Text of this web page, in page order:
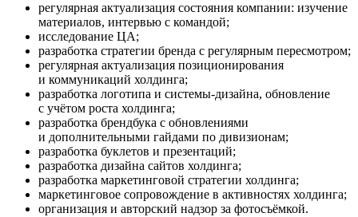
регулярная актуализация состояния компании: изучение
материалов, интервью с командой;
исследование ЦА;
разработка стратегии бренда с регулярным пересмотром;
регулярная актуализация позиционирования
и коммуникаций холдинга;
разработка логотипа и системы-дизайна, обновление
с учётом роста холдинга;
разработка брендбука с обновлениями
и дополнительными гайдами по дивизионам;
разработка буклетов и презентаций;
разработка дизайна сайтов холдинга;
разработка маркетинговой стратегии холдинга;
маркетинговое сопровождение в активностях холдинга;
организация и авторский надзор за фотосъёмкой.